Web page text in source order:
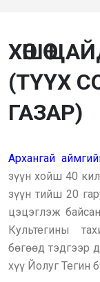
ХӨШӨӨ
(ТҮҮХ
ГАЗАР)
Архангай
зүүн хойш 40
зүүн тийш 20
цэцэглэж
Культегины
бөгөөд тэдгээр
хүү Йолуг Тегин